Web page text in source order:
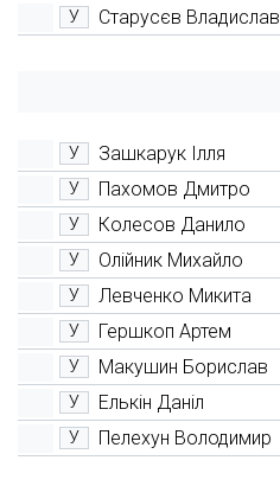
У Старусєв Владислав
У Зашкарук Ілля
У Пахомов Дмитро
У Колесов Данило
У Олійник Михайло
У Левченко Микита
У Гершкоп Артем
У Макушин Борислав
У Елькін Даніл
У Пелехун Володимир